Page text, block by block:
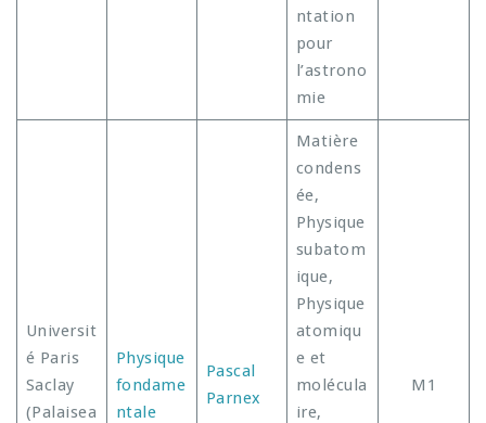
ntation
pour
l’astrono
mie
Universit
é Paris
Saclay
(Palaisea
Physique
fondame
ntale
Pascal
Parnex
Matière
condens
ée,
Physique
subatom
ique,
Physique
atomiqu
e et
molécula
ire,
M1